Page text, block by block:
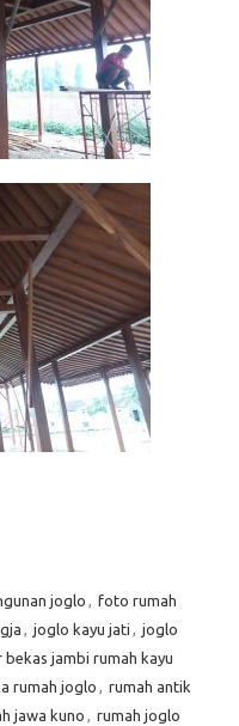
joglo , foto rumah
, joglo kayu jati , joglo
jambi rumah kayu
rumah joglo , rumah antik
jawa kuno , rumah joglo